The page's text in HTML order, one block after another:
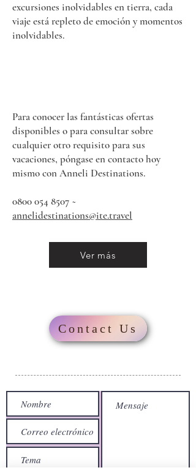
excursiones inolvidables en tierra, cada
viaje está repleto de emoción y momentos
inolvidables.
Para conocer las fantásticas ofertas
disponibles o para consultar sobre
cualquier otro requisito para sus
vacaciones, póngase en contacto hoy
mismo con Anneli Destinations.
0800 054 8507 ~
annelidestinations@ite.travel
Ver más
Contact Us